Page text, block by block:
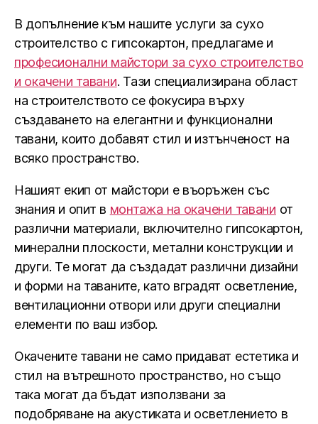
В допълнение към нашите услуги за сухо
строителство с гипсокартон, предлагаме и
професионални майстори за сухо строителство
и окачени тавани. Тази специализирана област
на строителството се фокусира върху
създаването на елегантни и функционални
тавани, които добавят стил и изтънченост на
всяко пространство.
Нашият екип от майстори е въоръжен със
знания и опит в монтажа на окачени тавани от
различни материали, включително гипсокартон,
минерални плоскости, метални конструкции и
други. Те могат да създадат различни дизайни
и форми на таваните, като вградят осветление,
вентилационни отвори или други специални
елементи по ваш избор.
Окачените тавани не само придават естетика и
стил на вътрешното пространство, но също
така могат да бъдат използвани за
подобряване на акустиката и осветлението в